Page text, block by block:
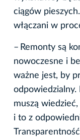
ciągów
włączani w
– Remonty są
nowoczesne i
ważne jest, by
muszą
i to z